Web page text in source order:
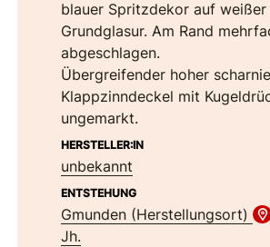
blauer Spritzdekor auf weißer
Grundglasur. Am Rand
abgeschlagen.
Übergreifender hoher
Klappzinndeckel mit
ungemarkt.
HERSTELLER:IN
unbekannt
ENTSTEHUNG
Gmunden (Herstellungsort)
Jh.